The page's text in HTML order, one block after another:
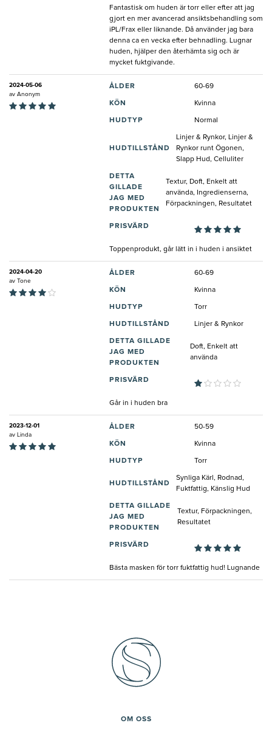
Fantastisk om huden är torr eller efter att jag
gjort en mer avancerad ansiktsbehandling som
iPL/Frax eller liknande. Då använder jag bara
denna ca en vecka efter behnadling. Lugnar
huden, hjälper den återhämta sig och är
mycket fuktgivande.
2024-05-06
av Anonym
ÅLDER 60-69
KÖN Kvinna
HUDTYP Normal
HUDTILLSTÅND
Linjer & Rynkor, Linjer &
Rynkor runt Ögonen,
Slapp Hud, Celluliter
DETTA
GILLADE
JAG MED
PRODUKTEN
Textur, Doft, Enkelt att
använda, Ingredienserna,
Förpackningen, Resultatet
PRISVÄRD
Toppenprodukt, går lätt in i huden i ansiktet
2024-04-20
av Tone
ÅLDER 60-69
KÖN Kvinna
HUDTYP Torr
HUDTILLSTÅND Linjer & Rynkor
DETTA GILLADE
JAG MED
PRODUKTEN
Doft, Enkelt att
använda
PRISVÄRD
Går in i huden bra
2023-12-01
av Linda
ÅLDER 50-59
KÖN Kvinna
HUDTYP Torr
HUDTILLSTÅND
Synliga Kärl, Rodnad,
Fuktfattig, Känslig Hud
DETTA GILLADE
JAG MED
PRODUKTEN
Textur, Förpackningen,
Resultatet
PRISVÄRD
Bästa masken för torr fuktfattig hud! Lugnande
OM OSS